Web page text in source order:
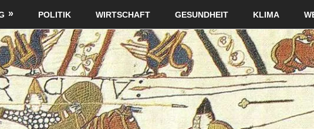
POLITIK WIRTSCHAFT GESUNDHEIT KLIMA